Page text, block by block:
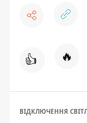
👍 🔥
ВІДКЛЮЧЕННЯ